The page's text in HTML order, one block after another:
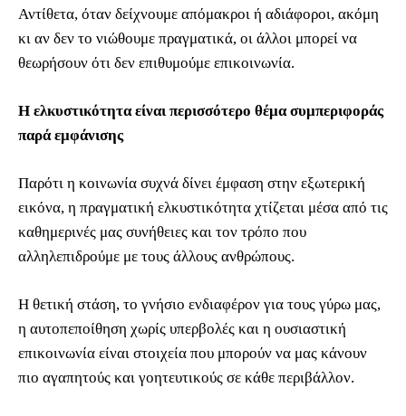
Αντίθετα, όταν δείχνουμε απόμακροι ή αδιάφοροι, ακόμη
κι αν δεν το νιώθουμε πραγματικά, οι άλλοι μπορεί να
θεωρήσουν ότι δεν επιθυμούμε επικοινωνία.
Η ελκυστικότητα είναι περισσότερο θέμα συμπεριφοράς
παρά εμφάνισης
Παρότι η κοινωνία συχνά δίνει έμφαση στην εξωτερική
εικόνα, η πραγματική ελκυστικότητα χτίζεται μέσα από τις
καθημερινές μας συνήθειες και τον τρόπο που
αλληλεπιδρούμε με τους άλλους ανθρώπους.
Η θετική στάση, το γνήσιο ενδιαφέρον για τους γύρω μας,
η αυτοπεποίθηση χωρίς υπερβολές και η ουσιαστική
επικοινωνία είναι στοιχεία που μπορούν να μας κάνουν
πιο αγαπητούς και γοητευτικούς σε κάθε περιβάλλον.